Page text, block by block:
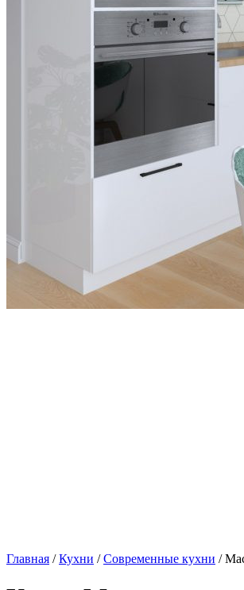
Главная /Кухни /Современные кухни /